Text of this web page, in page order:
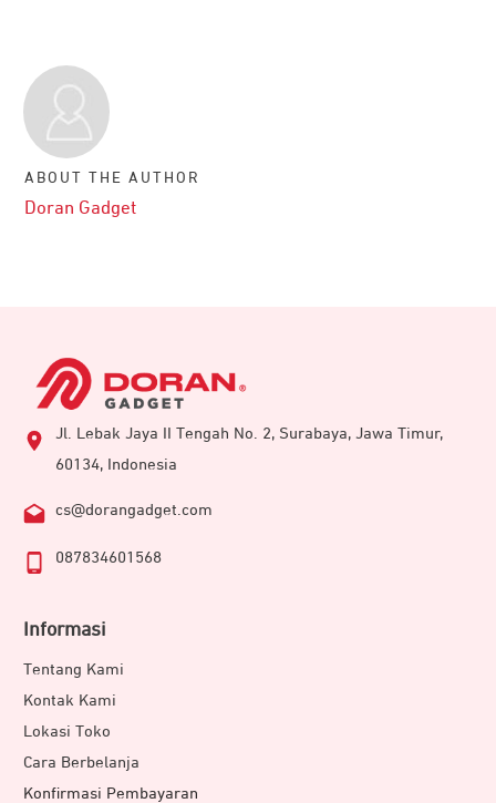
ABOUT THE AUTHOR
Doran Gadget
Jl. Lebak Jaya II Tengah No. 2, Surabaya, Jawa Timur,
60134, Indonesia
cs@dorangadget.com
087834601568
Informasi
Tentang Kami
Kontak Kami
Lokasi Toko
Cara Berbelanja
Konfirmasi Pembayaran